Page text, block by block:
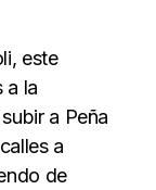
este
a la
a Peña
a
de